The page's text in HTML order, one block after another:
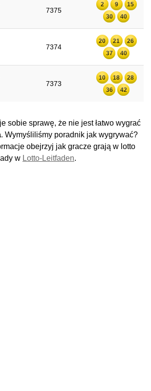
7375
2 9
15
30
40
7374
20 21
26
37
40
7373
10 18
28
36
42
sobie sprawę, że nie jest łatwo wygrać
. Wymyśliliśmy poradnik jak wygrywać?
obejrzyj jak gracze grają w lotto
w Lotto-Leitfaden.